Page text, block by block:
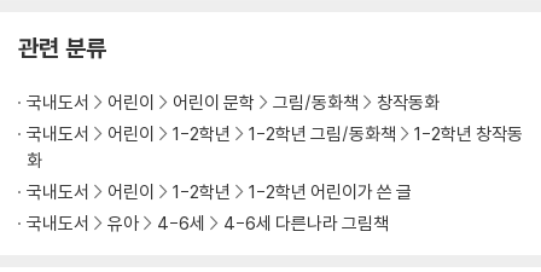
관련 분류
국내도서 어린이 어린이 문학 그림/동화책
창작동화
국내도서
어린이 1-2학년 1-2학년 그림/동화책
1-2학년 창작동
화
국내도서
어린이 1-2학년
1-2학년 어린이가 쓴 글
국내도서
유아 4-6세 4-6세 다른나라 그림책